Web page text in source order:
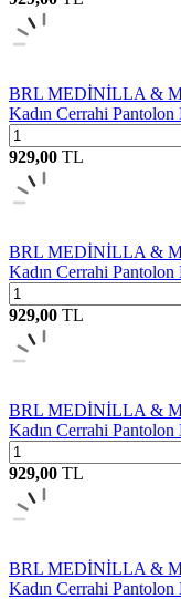
BRL MEDİNİLLA &
Kadın Cerrahi Pantolon
929,00 TL
BRL MEDİNİLLA &
Kadın Cerrahi Pantolon
929,00 TL
BRL MEDİNİLLA &
Kadın Cerrahi Pantolon
929,00 TL
BRL MEDİNİLLA &
Kadın Cerrahi Pantolon